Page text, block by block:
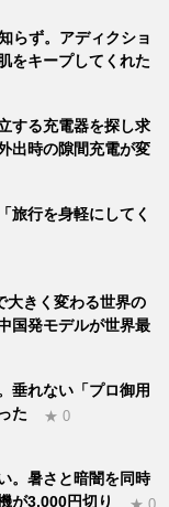
らず。アディクショ
をキープしてくれた
する充電器を探し求
出時の隙間充電が変
旅行を身軽にしてく
きく変わる世界の
国発モデルが世界最
垂れない「プロ御用
た
★ 0
。暑さと暗闇を同時
が3,000円切り